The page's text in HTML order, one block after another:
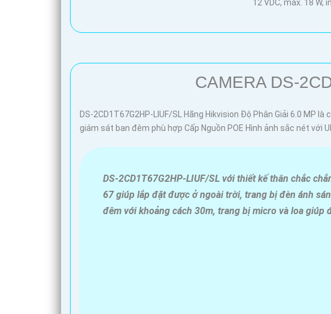
12 VDC, max. 18 W,
CAMERA DS-
DS-2CD1T67G2HP-LIUF/SL Hãng Hikvision Độ Phân Giải 6.0 MP
giám sát ban đêm phù hợp Cấp Nguồn POE Hình ảnh sắc nét với
DS-2CD1T67G2HP-LIUF/SL với thiết kế thân chắc
67 giúp lắp đặt được ở ngoài trời, trang bị đèn ánh
đêm với khoảng cách 30m, trang bị micro và loa giúp